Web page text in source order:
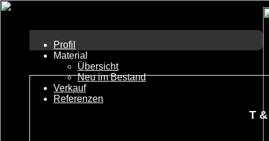
T
Profil
Material
Übersicht
Neu im Bestand
Verkauf
Referenzen